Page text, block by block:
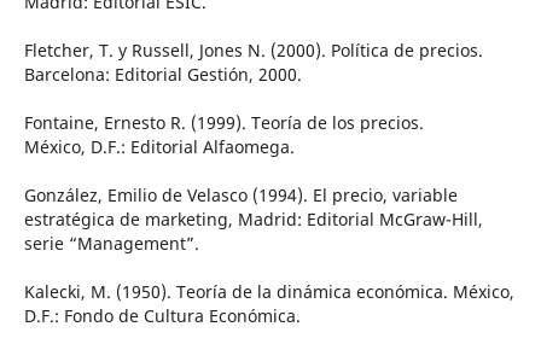
Fletcher, T. y Russell, Jones N. (2000). Política de precios.
Barcelona: Editorial Gestión, 2000.
Fontaine, Ernesto R. (1999). Teoría de los precios.
México, D.F.: Editorial Alfaomega.
González, Emilio de Velasco (1994). El precio, variable
estratégica de marketing, Madrid: Editorial McGraw-Hill,
serie “Management”.
Kalecki, M. (1950). Teoría de la dinámica económica. México,
D.F.: Fondo de Cultura Económica.